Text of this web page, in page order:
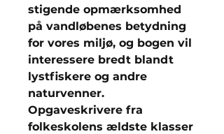
stigende opmærksomhed
på vandløbenes betydning
for vores miljø, og bogen vil
interessere bredt blandt
lystfiskere og andre
naturvenner.
Opgaveskrivere fra
folkeskolens ældste klasser